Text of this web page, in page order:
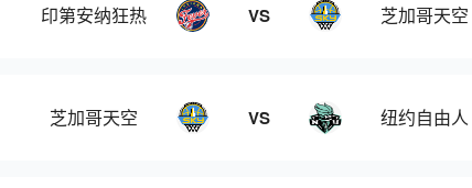
印第安纳狂热 VS 芝加哥天空
芝加哥天空 VS 纽约自由人